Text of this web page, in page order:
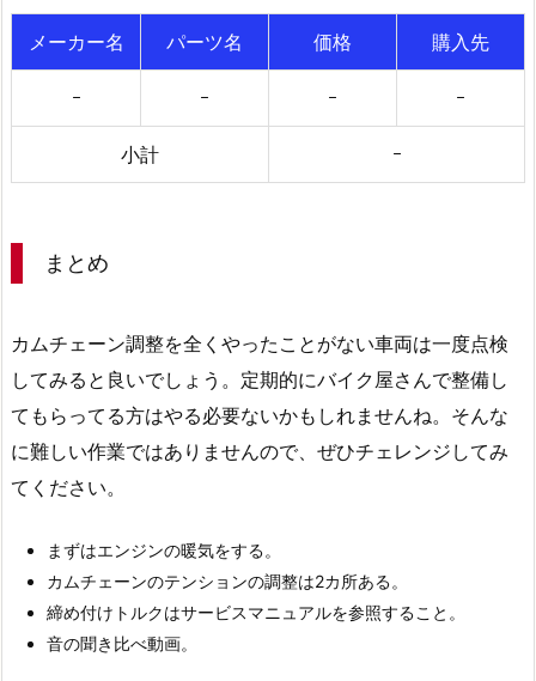
メーカー名 パーツ名 価格 購入先
ｰ ｰ ｰ ｰ
小計 ｰ
まとめ
カムチェーン調整を全くやったことがない車両は一度点検
してみると良いでしょう。定期的にバイク屋さんで整備し
てもらってる方はやる必要ないかもしれませんね。そんな
に難しい作業ではありませんので、ぜひチェレンジしてみ
てください。
まずはエンジンの暖気をする。
カムチェーンのテンションの調整は2カ所ある。
締め付けトルクはサービスマニュアルを参照すること。
音の聞き比べ動画。